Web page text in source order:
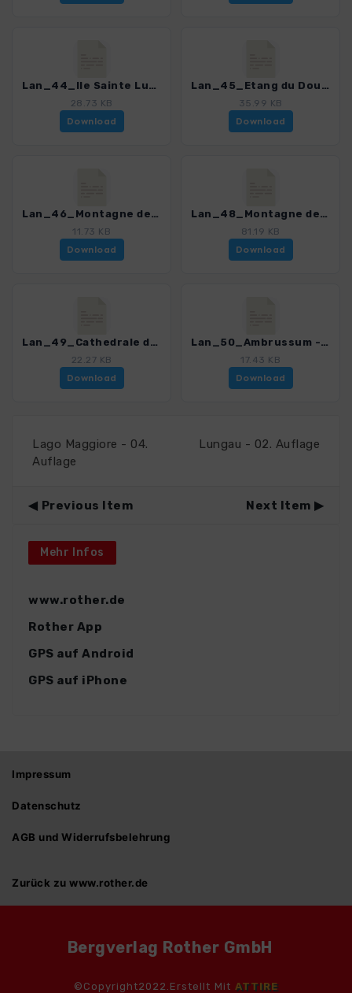
Lan_44_Ile Sainte Lucie_4306_3.gpx
28.73 KB
Download
Lan_45_Etang du Doul_4306_3.gpx
35.99 KB
Download
Lan_46_Montagne de la Clape_4306_3.gpx
11.73 KB
Download
Lan_48_Montagne de la Gardiole_4306_3.gpx
81.19 KB
Download
Lan_49_Cathedrale de Maguelone_4306_3.gpx
22.27 KB
Download
Lan_50_Ambrussum - Via Domitia_4306_3.gpx
17.43 KB
Download
Lago Maggiore - 04.
Auflage
Lungau - 02. Auflage
Previous Item Next Item
Mehr Infos
www.rother.de
Rother App
GPS auf Android
GPS auf iPhone
Impressum
Datenschutz
AGB und Widerrufsbelehrung
Zurück zu www.rother.de
Bergverlag Rother GmbH
©Copyright2022.Erstellt Mit ATTIRE